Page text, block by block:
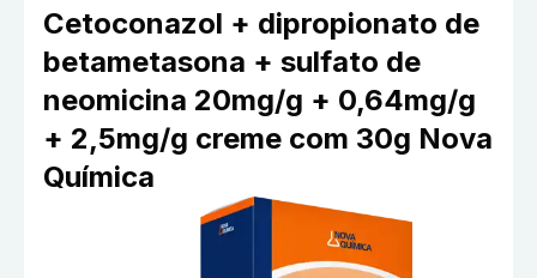
Cetoconazol + dipropionato de
betametasona + sulfato de
neomicina 20mg/g + 0,64mg/g
+ 2,5mg/g creme com 30g Nova
Química